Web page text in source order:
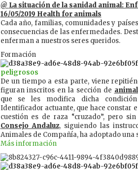
@ La situación de la sanidad animal:
16/05/2019 Health for animals
Cada año, familias, comunidades y
consecuencias de las enfermedades.
enferman a nuestros seres queridos.
Formación
peligrosos
De un tiempo a esta parte, viene
figuran inscritos en la sección de
que se les modifica dicha
Identificador actuante, que hace constar
cuestión es de raza “cruzado”, pero
Consejo Andaluz, siguiendo las
Animales de Compañía, ha adoptado una
Más información